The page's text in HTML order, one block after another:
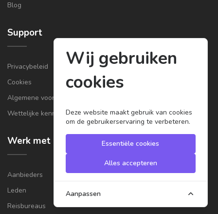
Blog
Support
Privacybeleid
Cookies
Algemene voorwaarden van provider
Wettelijke kennisgeving
Werk met ons samen
Aanbieders
Leden
Reisbureaus
Wij gebruiken
cookies
Deze website maakt gebruik van cookies
om de gebruikerservaring te verbeteren.
Essentiële cookies
Alles accepteren
Aanpassen